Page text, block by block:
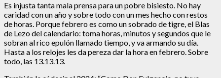
Es injusta tanta mala prensa para un pobre bisiesto. No hay
caridad con un año y sobre todo con un mes hecho con restos
de horas. Porque febrero es como un sobrado de tigre, el Blas
de Lezo del calendario: toma horas, minutos y segundos que le
sobran al rico epulón llamado tiempo, y va armando su día.
Hasta a los relojes les da pereza dar la hora en febrero. Sobre
todo, las 13.13.13.